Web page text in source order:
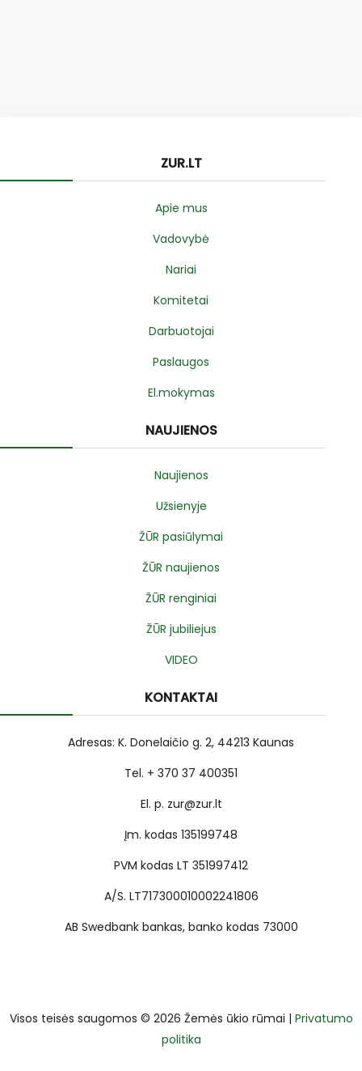
ZUR.LT
Apie mus
Vadovybė
Nariai
Komitetai
Darbuotojai
Paslaugos
El.mokymas
NAUJIENOS
Naujienos
Užsienyje
ŽŪR pasiūlymai
ŽŪR naujienos
ŽŪR renginiai
ŽŪR jubiliejus
VIDEO
KONTAKTAI
Adresas: K. Donelaičio g. 2, 44213 Kaunas
Tel. + 370 37 400351
El. p. zur@zur.lt
Įm. kodas 135199748
PVM kodas LT 351997412
A/S. LT717300010002241806
AB Swedbank bankas, banko kodas 73000
Visos teisės saugomos © 2026 Žemės ūkio rūmai | Privatumo
politika